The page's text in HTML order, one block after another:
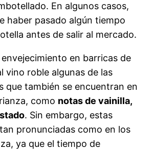
En algunos casos,
haber pasado algún tiempo
antes de salir al mercado.
en barricas de
vino roble algunas de las
que también se encuentran en
como notas de vainilla,
. Sin embargo, estas
pronunciadas como en los
ya que el tiempo de